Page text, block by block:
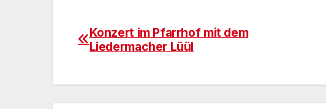
Beitragsnavigation
Konzert im Pfarrhof mit dem
Liedermacher Lüül